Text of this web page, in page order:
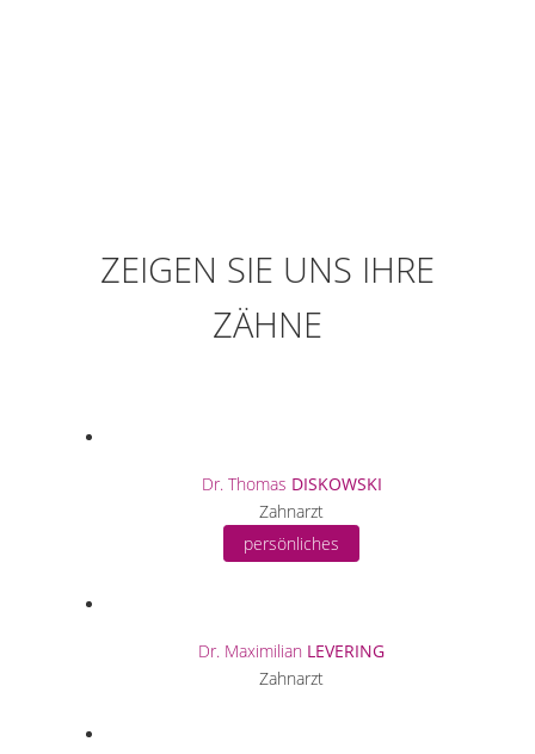
ZEIGEN SIE UNS IHRE
ZÄHNE
Dr. Thomas DISKOWSKI
Zahnarzt
persönliches
Dr. Maximilian LEVERING
Zahnarzt